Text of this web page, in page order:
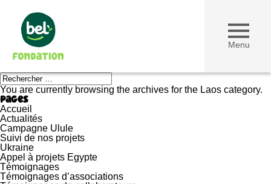
Menu
Recherche
pour
:
You are currently browsing the archives for the Laos category.
Pages
Accueil
Actualités
Campagne Ulule
Suivi de nos projets
Ukraine
Appel à projets Egypte
Témoignages
Témoignages d’associations